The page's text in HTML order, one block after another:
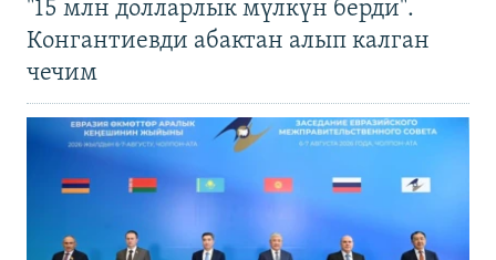
"15 млн долларлык мүлкүн берди".
Конгантиевди абактан алып калган
чечим